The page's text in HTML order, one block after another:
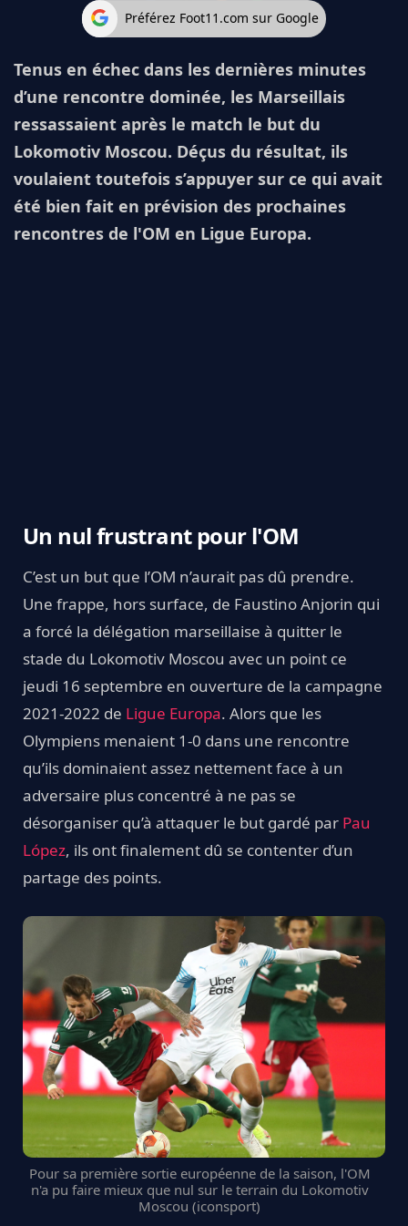
Préférez Foot11.com sur Google
Tenus en échec dans les dernières minutes
d’une rencontre dominée, les Marseillais
ressassaient après le match le but du
Lokomotiv Moscou. Déçus du résultat, ils
voulaient toutefois s’appuyer sur ce qui avait
été bien fait en prévision des prochaines
rencontres de l'OM en Ligue Europa.
Un nul frustrant pour l'OM
C’est un but que l’OM n’aurait pas dû prendre.
Une frappe, hors surface, de Faustino Anjorin qui
a forcé la délégation marseillaise à quitter le
stade du Lokomotiv Moscou avec un point ce
jeudi 16 septembre en ouverture de la campagne
2021-2022 de Ligue Europa. Alors que les
Olympiens menaient 1-0 dans une rencontre
qu’ils dominaient assez nettement face à un
adversaire plus concentré à ne pas se
désorganiser qu’à attaquer le but gardé par Pau
López, ils ont finalement dû se contenter d’un
partage des points.
Pour sa première sortie européenne de la saison, l'OM
n'a pu faire mieux que nul sur le terrain du Lokomotiv
Moscou (iconsport)